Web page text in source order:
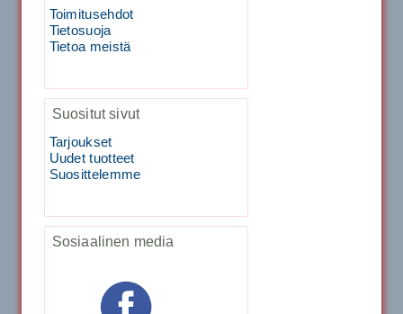
40883 Harjasosa hiekkanurmiharjaan
Vaihto harjasosa hie...
Tecnifibre Classic Sukka 3pr
Toimitusehdot
Tietosuoja
Tietoa meistä
Suositut sivut
Tarjoukset
Uudet tuotteet
Suosittelemme
Sosiaalinen media